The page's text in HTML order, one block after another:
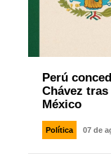
Perú
Chávez
México
Política 07 de